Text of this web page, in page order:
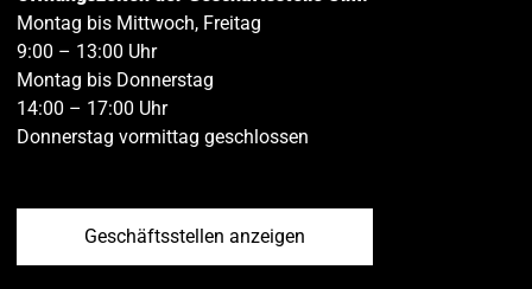
Montag bis Mittwoch, Freitag
9:00 – 13:00 Uhr
Montag bis Donnerstag
14:00 – 17:00 Uhr
Donnerstag vormittag geschlossen
Geschäftsstellen anzeigen